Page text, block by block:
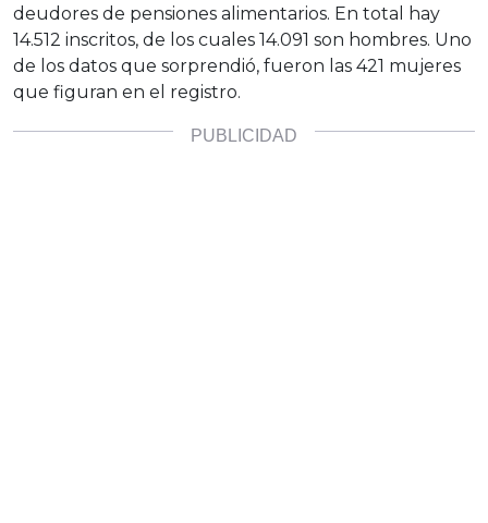
deudores de pensiones alimentarios. En total hay
14.512 inscritos, de los cuales 14.091 son hombres. Uno
de los datos que sorprendió, fueron las 421 mujeres
que figuran en el registro.